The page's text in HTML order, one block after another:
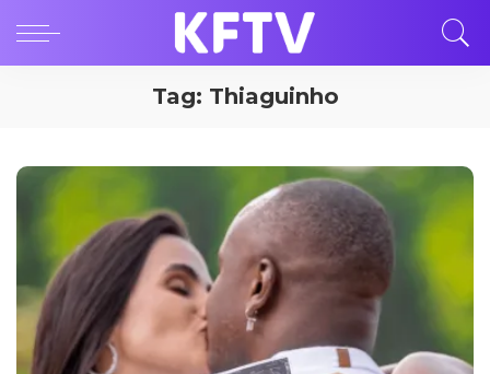
Tag: Thiaguinho